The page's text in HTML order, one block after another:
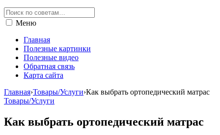
Меню
Главная
Полезные картинки
Полезные видео
Обратная связь
Карта сайта
Главная›Товары/Услуги›Как выбрать ортопедический матрас
Товары/Услуги
Как выбрать ортопедический матрас